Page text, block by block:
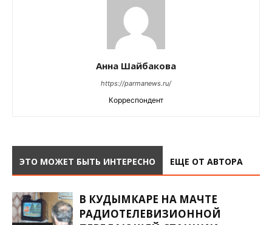
Анна Шайбакова
https://parmanews.ru/
Корреспондент
ЭТО МОЖЕТ БЫТЬ ИНТЕРЕСНО ЕЩЕ ОТ АВТОРА
В КУДЫМКАРЕ НА МАЧТЕ
РАДИОТЕЛЕВИЗИОННОЙ